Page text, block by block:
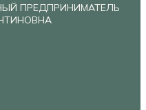
ПРЕДПРИНИМАТЕЛЬ